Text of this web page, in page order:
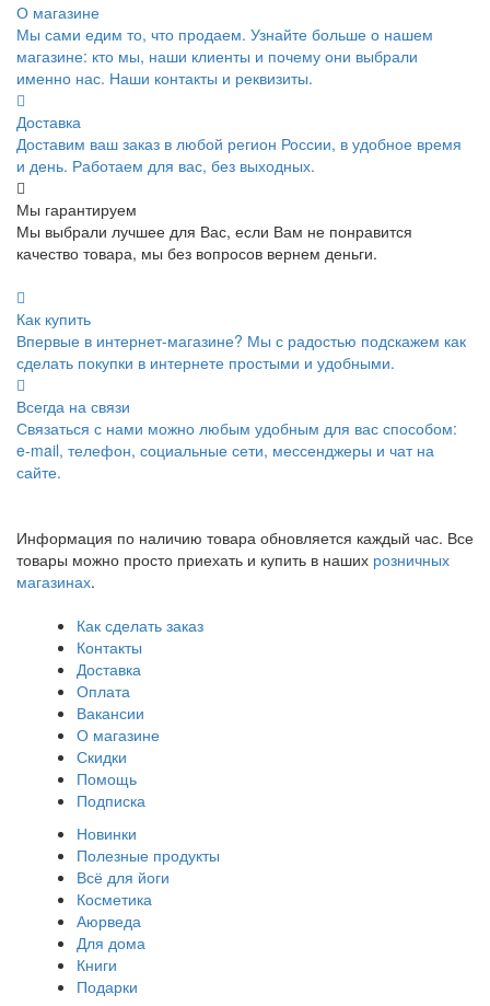
О магазине
Мы сами едим то, что продаем. Узнайте больше о нашем
магазине: кто мы, наши клиенты и почему они выбрали
именно нас. Наши контакты и реквизиты.
Доставка
Доставим ваш заказ в любой регион России, в удобное время
и день. Работаем для вас, без выходных.
Мы гарантируем
Мы выбрали лучшее для Вас, если Вам не понравится
качество товара, мы без вопросов вернем деньги.
Как купить
Впервые в интернет-магазине? Мы с радостью подскажем как
сделать покупки в интернете простыми и удобными.
Всегда на связи
Связаться с нами можно любым удобным для вас способом:
e-mail, телефон, социальные сети, мессенджеры и чат на
сайте.
Информация по наличию товара обновляется каждый час. Все
товары можно просто приехать и купить в наших розничных
магазинах.
Как сделать заказ
Контакты
Доставка
Оплата
Вакансии
О магазине
Скидки
Помощь
Подписка
Новинки
Полезные продукты
Всё для йоги
Косметика
Аюрведа
Для дома
Книги
Подарки